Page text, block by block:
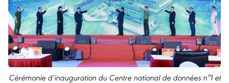
Cérémonie d’inauguration du Centre national de données n°1 et